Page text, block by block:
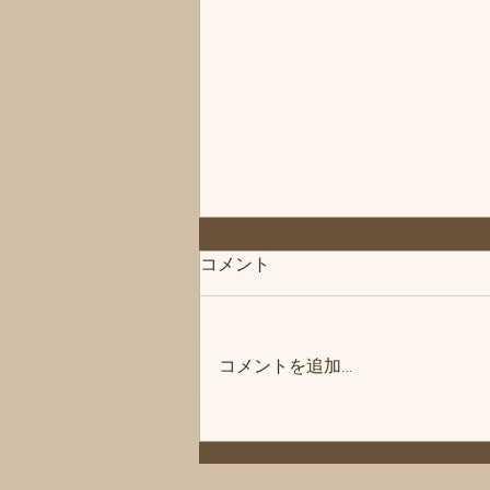
◆「お知らせ」練馬髪質改善
容院シフィ(sihui)
トメント＆ヘッドスパ練馬専門サ
ロン/練馬美容室、練馬美容院シ
コメント
コメントを追加…